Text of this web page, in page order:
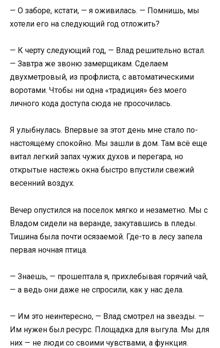
— О заборе, кстати, — я оживилась. — Помнишь, мы
хотели его на следующий год отложить?
— К черту следующий год, — Влад решительно встал.
— Завтра же звоню замерщикам. Сделаем
двухметровый, из профлиста, с автоматическими
воротами. Чтобы ни одна «традиция» без моего
личного кода доступа сюда не просочилась.
Я улыбнулась. Впервые за этот день мне стало по-
настоящему спокойно. Мы зашли в дом. Там всё еще
витал легкий запах чужих духов и перегара, но
открытые настежь окна быстро впустили свежий
весенний воздух.
Вечер опустился на поселок мягко и незаметно. Мы с
Владом сидели на веранде, закутавшись в пледы.
Тишина была почти осязаемой. Где-то в лесу запела
первая ночная птица.
— Знаешь, — прошептала я, прихлебывая горячий чай,
— а ведь они даже не спросили, как у нас дела.
— Им это неинтересно, — Влад смотрел на звезды. —
Им нужен был ресурс. Площадка для выгула. Мы для
них — не люди со своими чувствами, а функция.